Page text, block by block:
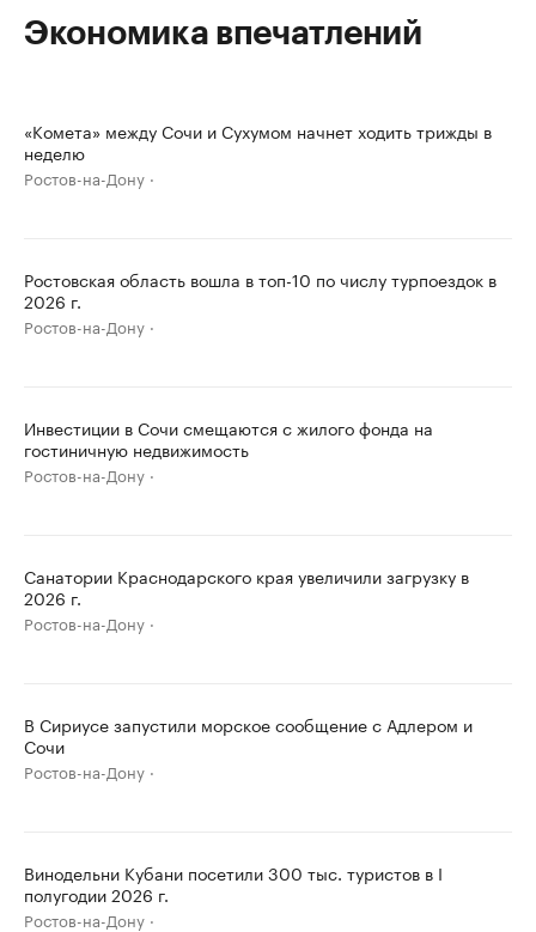
Экономика впечатлений
«Комета» между Сочи и Сухумом начнет ходить трижды в
неделю
Ростов-на-Дону
Ростовская область вошла в топ-10 по числу турпоездок в
2026 г.
Ростов-на-Дону
Инвестиции в Сочи смещаются с жилого фонда на
гостиничную недвижимость
Ростов-на-Дону
Санатории Краснодарского края увеличили загрузку в
2026 г.
Ростов-на-Дону
В Сириусе запустили морское сообщение с Адлером и
Сочи
Ростов-на-Дону
Винодельни Кубани посетили 300 тыс. туристов в I
полугодии 2026 г.
Ростов-на-Дону